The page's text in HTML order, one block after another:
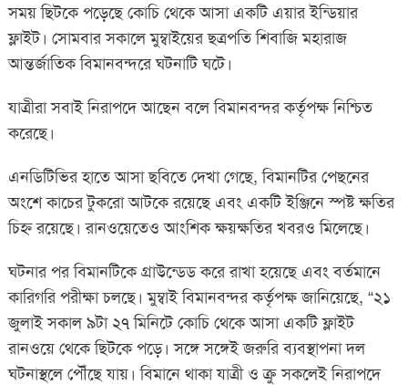
সময় ছিটকে পড়েছে কোচি থেকে আসা একটি এয়ার ইন্ডিয়ার
ফ্লাইট। সোমবার সকালে মুম্বাইয়ের ছত্রপতি শিবাজি মহারাজ
আন্তর্জাতিক বিমানবন্দরে ঘটনাটি ঘটে।
যাত্রীরা সবাই নিরাপদে আছেন বলে বিমানবন্দর কর্তৃপক্ষ নিশ্চিত
করেছে।
এনডিটিভির হাতে আসা ছবিতে দেখা গেছে, বিমানটির পেছনের
অংশে কাচের টুকরো আটকে রয়েছে এবং একটি ইঞ্জিনে স্পষ্ট ক্ষতির
চিহ্ন রয়েছে। রানওয়েতেও আংশিক ক্ষয়ক্ষতির খবরও মিলেছে।
ঘটনার পর বিমানটিকে গ্রাউন্ডেড করে রাখা হয়েছে এবং বর্তমানে
কারিগরি পরীক্ষা চলছে। মুম্বাই বিমানবন্দর কর্তৃপক্ষ জানিয়েছে, “২১
জুলাই সকাল ৯টা ২৭ মিনিটে কোচি থেকে আসা একটি ফ্লাইট
রানওয়ে থেকে ছিটকে পড়ে। সঙ্গে সঙ্গেই জরুরি ব্যবস্থাপনা দল
ঘটনাস্থলে পৌঁছে যায়। বিমানে থাকা যাত্রী ও ক্রু সকলেই নিরাপদে